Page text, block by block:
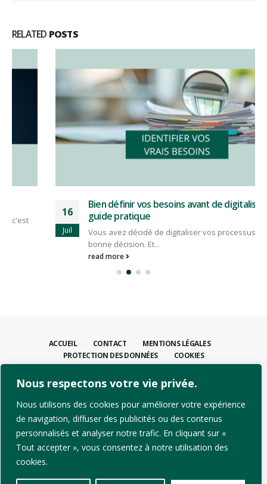
Nous respectons votre vie privée.
Nous utilisons des cookies pour améliorer votre expérience
de navigation, diffuser des publicités ou des contenus
personnalisés et analyser notre trafic. En cliquant sur «
Tout accepter », vous consentez à notre utilisation des
cookies.
RELATED POSTS
Bien définir vos besoins avant de digitaliser : le
guide pratique
Vous avez décidé de digitaliser vos processus. C'est une
bonne décision. Et...
ACCUEIL CONTACT
MENTIONS LÉGALES
PROTECTION DES DONNÉES
COOKIES
CONTACTEZ-NOUS
+41 21 811 31 00
info@dpcsolutions.com